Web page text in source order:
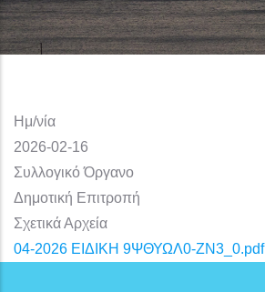
Ημ/νία
2026-02-16
Συλλογικό Όργανο
Δημοτική Επιτροπή
Σχετικά Αρχεία
04-2026 ΕΙΔΙΚΗ 9ΨΘΥΩΛ0-ΖΝ3_0.pdf